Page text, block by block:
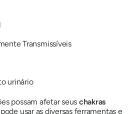
Transmissíveis
urinário
possam afetar seus chakras
usar as diversas ferramentas e